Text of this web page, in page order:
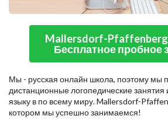
Mallersdorf-
Бесплатное пробное
Мы - русская онлайн школа, поэтому мы
дистанционные логопедические занятия
языку в по всему миру. Mallersdorf-
котором мы успешно занимаемся!